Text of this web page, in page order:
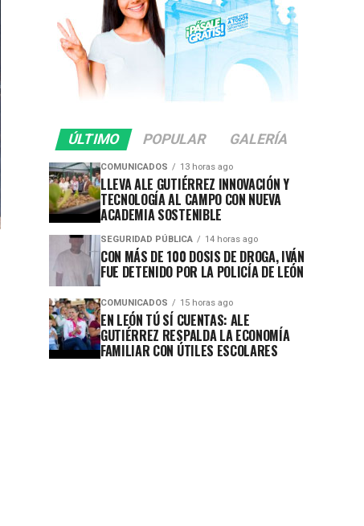
ÚLTIMO POPULAR GALERÍA
COMUNICADOS 13 horas ago
LLEVA ALE GUTIÉRREZ INNOVACIÓN Y
TECNOLOGÍA AL CAMPO CON NUEVA
ACADEMIA SOSTENIBLE
SEGURIDAD PÚBLICA 14 horas ago
CON MÁS DE 100 DOSIS DE DROGA, IVÁN
FUE DETENIDO POR LA POLICÍA DE LEÓN
COMUNICADOS 15 horas ago
EN LEÓN TÚ SÍ CUENTAS: ALE
GUTIÉRREZ RESPALDA LA ECONOMÍA
FAMILIAR CON ÚTILES ESCOLARES